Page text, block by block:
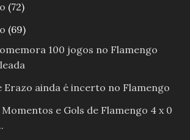
(72)
(69)
100 jogos no Flamengo
Erazo ainda é incerto no Flamengo
e Gols de Flamengo 4 x 0